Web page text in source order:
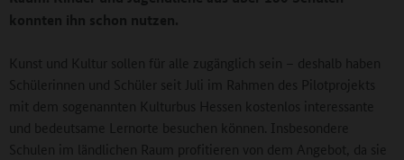
konnten ihn schon nutzen.
Kunst und Kultur sollen für alle zugänglich sein – deshalb haben
Schülerinnen und Schüler seit Juli im Rahmen des Pilotprojekts
mit dem sogenannten Kulturbus Hessen kostenlos interessante
und bedeutsame Lernorte besuchen können. Insbesondere
Schulen im ländlichen Raum profitieren von dem Angebot, da sie